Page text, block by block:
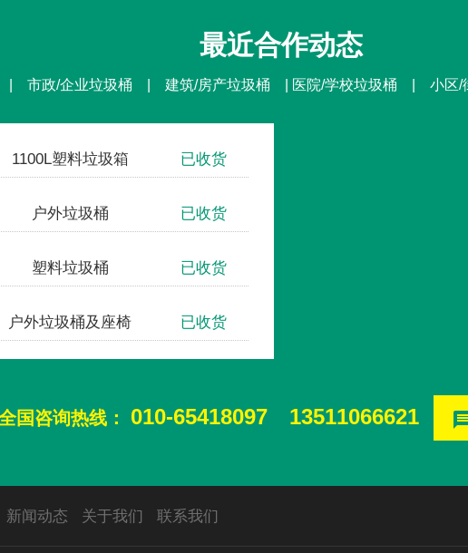
最近合作动态
| 市政/企业垃圾桶 | 建筑/房产垃圾桶 | 医院/学校垃圾桶 | 小区/
1100L塑料垃圾箱 已收货
户外垃圾桶 已收货
塑料垃圾桶 已收货
户外垃圾桶及座椅 已收货
国咨询热线： 010-65418097 13511066621
新闻动态 关于我们 联系我们